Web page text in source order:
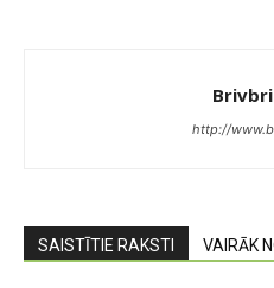
http://
SAISTĪTIE RAKSTI VAIRĀK